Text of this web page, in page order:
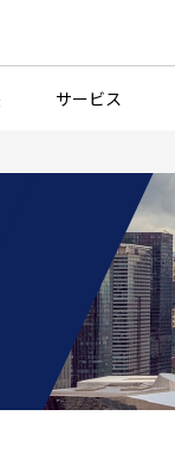
サービス